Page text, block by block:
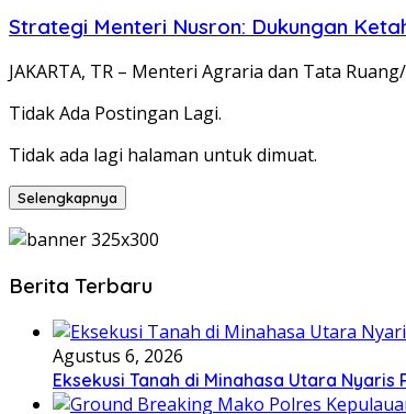
Strategi Menteri Nusron: Dukungan
JAKARTA, TR – Menteri Agraria dan Tata
Tidak Ada Postingan Lagi.
Tidak ada lagi halaman untuk dimuat.
Selengkapnya
Berita Terbaru
Agustus 6, 2026
Eksekusi Tanah di Minahasa Utara Nyaris